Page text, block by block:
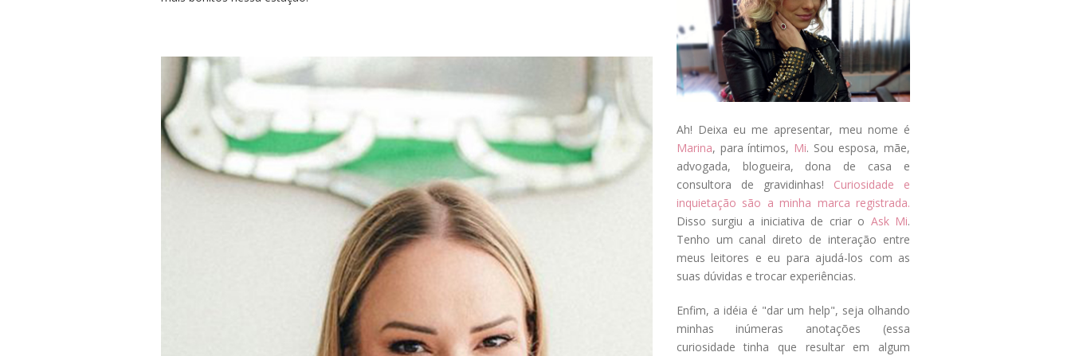
Ah! Deixa eu me apresentar, meu nome é
Marina, para íntimos, Mi. Sou esposa, mãe,
advogada, blogueira, dona de casa e
consultora de gravidinhas! Curiosidade e
inquietação são a minha marca registrada.
Disso surgiu a iniciativa de criar o Ask Mi.
Tenho um canal direto de interação entre
meus leitores e eu para ajudá-los com as
suas dúvidas e trocar experiências.
Enfim, a idéia é "dar um help", seja olhando
minhas inúmeras anotações (essa
curiosidade tinha que resultar em algum